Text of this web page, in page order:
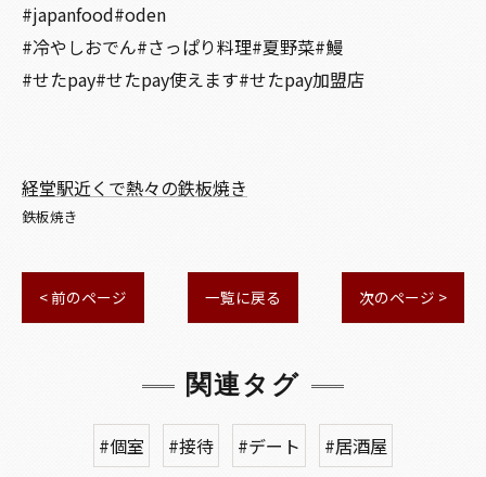
#japanfood#oden
#冷やしおでん#さっぱり料理#夏野菜#鰻
#せたpay#せたpay使えます#せたpay加盟店
経堂駅近くで熱々の鉄板焼き
鉄板焼き
< 前のページ 一覧に戻る 次のページ >
関連タグ
#個室 #接待 #デート #居酒屋